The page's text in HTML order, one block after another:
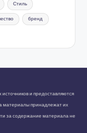
Стиль
бренд
и предоставляются
материалы принадлежат их
за содержание материала не